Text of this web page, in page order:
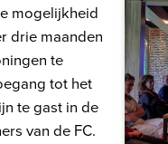
mogelijkheid
drie maanden
te
tot het
te gast in de
van de FC.